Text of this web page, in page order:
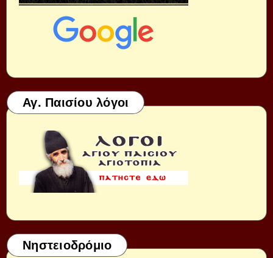
Αγ. Παισίου λόγοι
Νηστειοδρόμιο